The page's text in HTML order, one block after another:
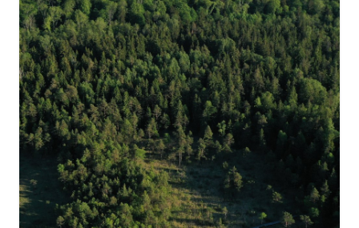
slitere@daba.gov.lv
+371 67800389